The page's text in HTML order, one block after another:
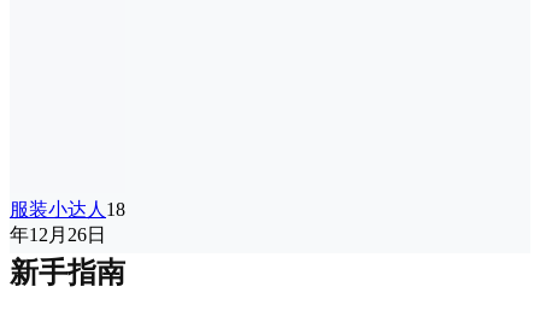
服装小达人 18
年12月26日
新手指南